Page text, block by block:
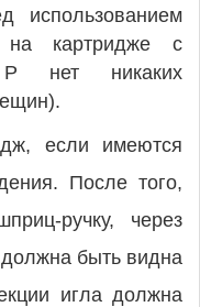
использованием
на картридже с
Р нет никаких
если имеются
После того,
ручку, через
быть видна
игла должна